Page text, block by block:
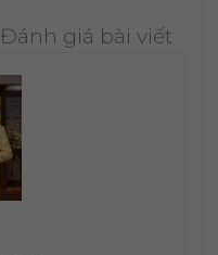
Đánh giá bài viết